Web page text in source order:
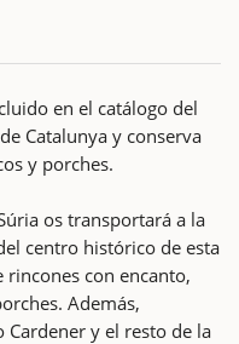
en el catálogo del
Catalunya y conserva
y porches.
os transportará a la
centro histórico de esta
rincones con encanto,
Además,
y el resto de la